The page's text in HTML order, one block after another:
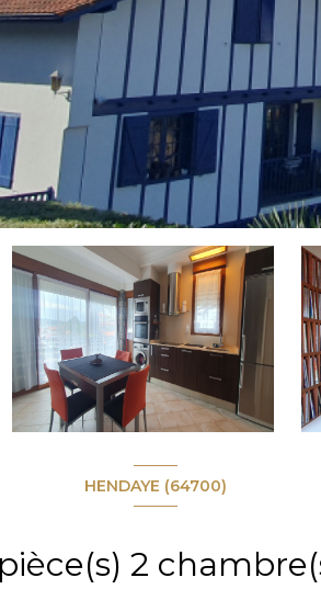
HENDAYE (64700)